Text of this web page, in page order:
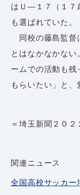
はＵ―１７（１７
も選ばれていた。
同校の藤島監督
とはなかなかな
ームでの活動も
もらいたい」と、
＝埼玉新聞２０
関連ニュース
全国高校サッカ